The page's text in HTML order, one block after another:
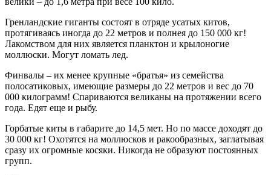
Гренландские гиганты состоят в отряде усатых китов,
протягиваясь иногда до 22 метров и полнея до 150 000 кг!
Лакомством для них является планктон и крылоногие
моллюски. Могут ломать лед.
Финвалы – их менее крупные «братья» из семейства
полосатиковых, имеющие размеры до 22 метров и вес до 70
000 килограмм! Спариваются великаны на протяжении всего
года. Едят еще и рыбу.
Горбатые киты в габарите до 14,5 мет. Но по массе доходят до
30 000 кг! Охотятся на моллюсков и ракообразных, заглатывая
сразу их огромные косяки. Никогда не образуют постоянных
групп.